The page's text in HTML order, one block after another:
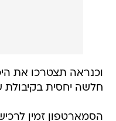
וכנראה תצטרכו את
חלשה יחסית בקיבולת של 2,150 מילי-אמפר